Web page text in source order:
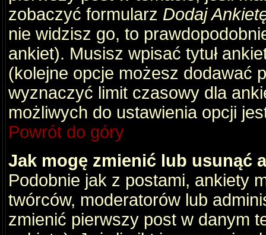
zobaczyć formularz Dodaj
nie widzisz go, to
ankiet). Musisz wpisać tytuł
(kolejne opcje możesz dodawać
wyznaczyć limit czasowy dla
możliwych do ustawienia opcji
Powrót do góry
Jak mogę zmienić lub usunąć
Podobnie jak z postami, ankiety
twórców, moderatorów lub
zmienić pierwszy post w danym